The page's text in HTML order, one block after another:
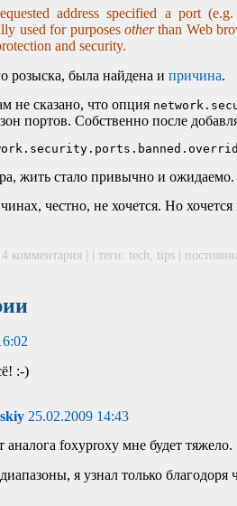
address specified a port
used for purposes otherthan Web
and security.
розыска, была найдена ипричина.
не сказано, что опция
портов. Собственно после
жить стало привычно и ожидаемо.
честно, не хочется. Но
4 комментария | | теги: tech tips |
:-)
25.02.2009 14:43
аналога foxyproxy мне будет тяжело.
я узнал только